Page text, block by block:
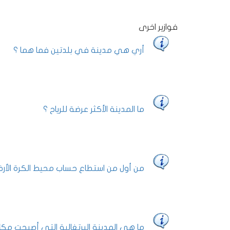
فوازير اخرى
أري هي مدينة في بلدتين فما هما ؟
ما المدينة الأكثر عرضة للرياح ؟
من أول من استطاع حساب محيط الكرة
ما هي المدينة البرتغالية التي أصبحت